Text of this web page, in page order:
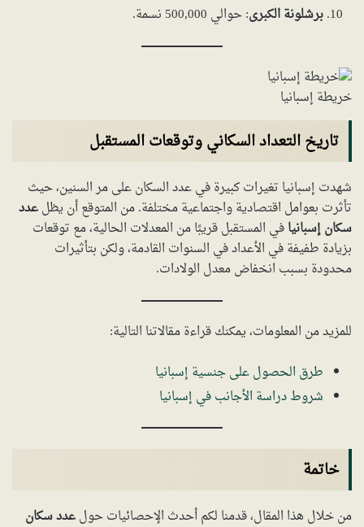
برشلونة الكبرى: حوالي 500,000 نسمة.
خريطة إسبانيا
تاريخ التعداد السكاني وتوقعات المستقبل
شهدت إسبانيا تغيرات كبيرة في عدد السكان على مر السنين، حيث
تأثرت بعوامل اقتصادية واجتماعية مختلفة. من المتوقع أن يظلعدد
سكان إسبانيافي المستقبل قريبًا من المعدلات الحالية، مع توقعات
بزيادة طفيفة في الأعداد في السنوات القادمة، ولكن بتأثيرات
محدودة بسبب انخفاض معدل الولادات.
للمزيد من المعلومات، يمكنك قراءة مقالاتنا التالية:
طرق الحصول على جنسية إسبانيا
شروط دراسة الأجانب في إسبانيا
خاتمة
من خلال هذا المقال، قدمنا لكم أحدث الإحصائيات حولعدد سكان